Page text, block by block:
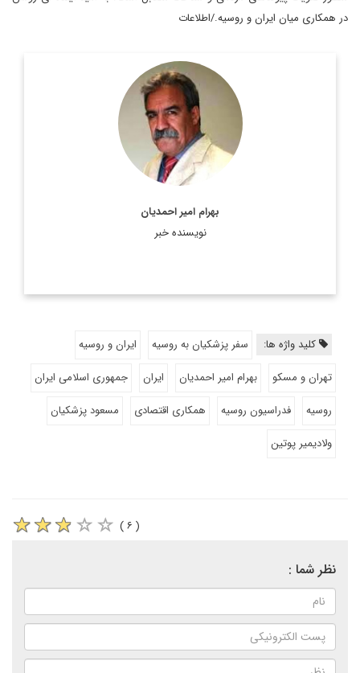
در همکاری میان ایران و روسیه./اطلاعات
بهرام امیر احمدیان
نویسنده خبر
استادیار جغرافیای سیاسی، دانشکده مطالعات جهان دانشگاه تهران
اطلاعات بیشتر
کلید واژه ها: سفر پزشکیان به روسیه
ایران و روسیه
تهران و مسکو
بهرام امیر احمدیان ایران
جمهوری اسلامی ایران
روسیه
فدراسیون روسیه همکاری اقتصادی
مسعود پزشکیان
ولادیمیر پوتین
( ۶ )
نظر شما :